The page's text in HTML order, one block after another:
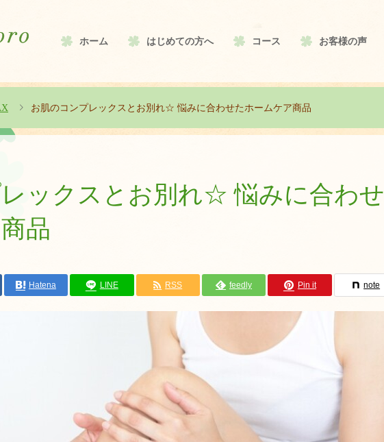
ホーム はじめての方へ コース お客様の声
お肌のコンプレックスとお別れ☆ 悩みに合わせたホームケア商品
ックスとお別れ☆ 悩みに合わせ
品
Hatena LINE RSS feedly Pin it note